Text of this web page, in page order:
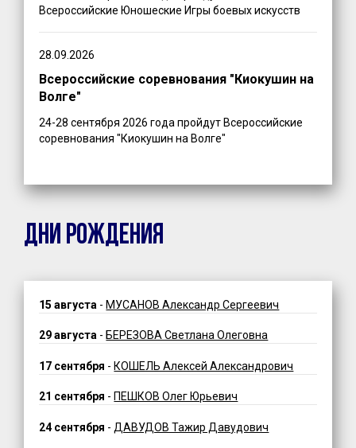
Всероссийские Юношеские Игры боевых искусств
28.09.2026
Всероссийские соревнования "Киокушин на
Волге"
24-28 сентября 2026 года пройдут Всероссийские
соревнования "Киокушин на Волге"
ДНИ РОЖДЕНИЯ
15 августа - МУСАНОВ Александр Сергеевич
29 августа - БЕРЕЗОВА Светлана Олеговна
17 сентября - КОШЕЛЬ Алексей Александрович
21 сентября - ПЕШКОВ Олег Юрьевич
24 сентября - ДАВУДОВ Тажир Давудович